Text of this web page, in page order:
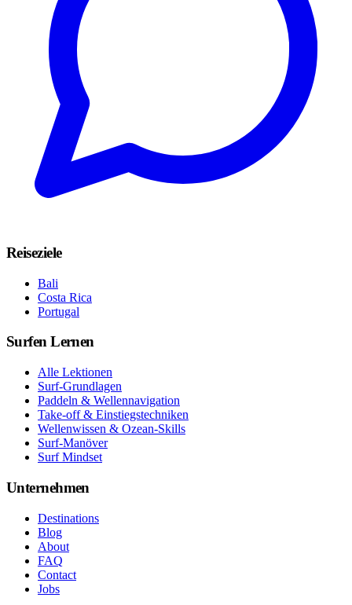
Reiseziele
Bali
Costa Rica
Portugal
Surfen Lernen
Alle Lektionen
Surf-Grundlagen
Paddeln & Wellennavigation
Take-off & Einstiegstechniken
Wellenwissen & Ozean-Skills
Surf-Manöver
Surf Mindset
Unternehmen
Destinations
Blog
About
FAQ
Contact
Jobs